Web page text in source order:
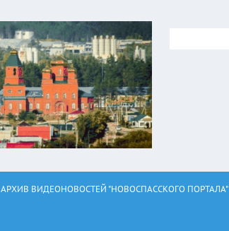
АРХИВ ВИДЕОНОВОСТЕЙ "НОВОСПАССКОГО ПОРТАЛА"